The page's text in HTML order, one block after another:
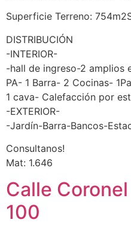
Superficie Terreno:
DISTRIBUCIÓN
-INTERIOR-
-hall de ingreso-2 amplios
PA- 1 Barra- 2 Cocinas-
1 cava- Calefacción por
-EXTERIOR-
-Jardín-Barra-Bancos-
Consultanos!
Mat: 1.646
Calle
100